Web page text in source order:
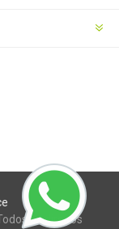
os direitos